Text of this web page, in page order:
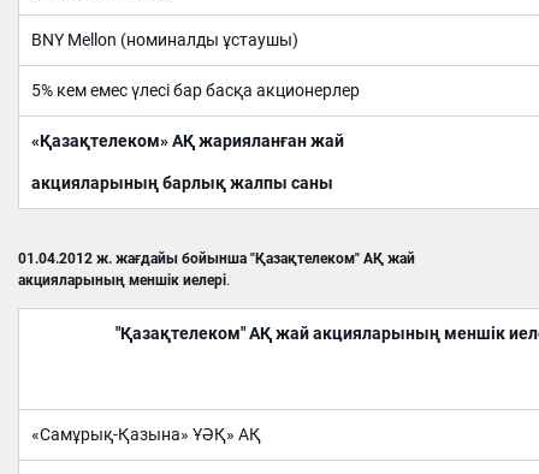
BNY Mellon (номиналды ұстаушы)
5% кем емес үлесі бар басқа акционерлер
«Қазақтелеком» АҚ жарияланған жай
акцияларының барлық жалпы саны
01.04.2012 ж. жағдайы бойынша "Қазақтелеком" АҚ жай
акцияларының меншік иелері.
"Қазақтелеком" АҚ жай акцияларының меншік
«Самұрық-Қазына» ҰӘҚ» АҚ